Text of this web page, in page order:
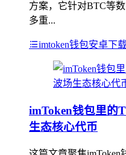
方案，它针对BTC等
多重...
imtoken钱包安卓下
imToken钱包里的
生态核心代币